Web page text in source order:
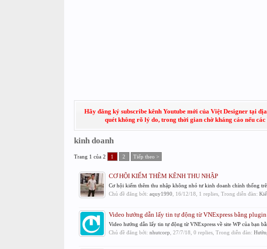
Hãy đăng ký subscribe kênh Youtube mới của Việt Designer tại
quét không rõ lý do, trong thời gian chờ kháng cáo nếu
kinh doanh
Trang 1 của 2 1 2 Tiếp theo >
CƠ HỘI KIẾM THÊM KÊNH THU NHẬP
Cơ hội kiếm thêm thu nhập không nhỏ tư kinh doanh chính thống
Chủ đề đăng bởi: aquy1990 16/12/18 , 1 replies, Trong diễn đàn:
Video hướng dẫn lấy tin tự động từ VNExpress bằng
Video hướng dẫn lấy tin tự động từ VNExpress về site WP của bạn
Chủ đề đăng bởi: nhutcorp 27/7/18 , 0 replies, Trong diễn đàn: